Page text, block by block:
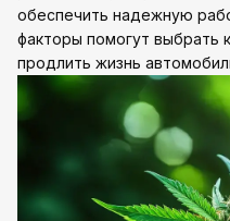
обеспечить надежную
факторы помогут выбрать
продлить жизнь